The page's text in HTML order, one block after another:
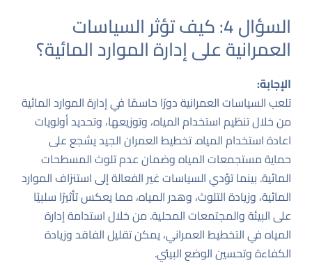
السؤال 4: كيف تؤثر السياسات
العمرانية على إدارة الموارد المائية؟
الإجابة:
تلعب السياسات العمرانية دورًا حاسمًا في إدارة الموارد المائية
من خلال تنظيم استخدام المياه، وتوزيعها، وتحديد أولويات
اعادة استخدام المياه. تخطيط العمران الجيد يشجع على
حماية مستجمعات المياه وضمان عدم تلوث المسطحات
المائية. بينما تؤدي السياسات غير الفعالة إلى استنزاف الموارد
المائية، وزيادة التلوث، وهدر المياه، مما يعكس تأثيرًا سلبيًا
على البيئة والمجتمعات المحلية. من خلال استدامة إدارة
المياه في التخطيط العمراني، يمكن تقليل الفاقد وزيادة
الكفاءة وتحسين الوضع البيئي.